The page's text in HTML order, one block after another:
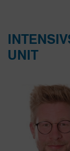
UNIT